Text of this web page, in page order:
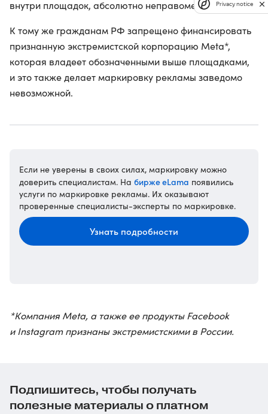
внутри площадок, абсолютно неправомерно.
К тому же гражданам РФ запрещено финансировать
признанную экстремистской корпорацию Meta*,
которая владеет обозначенными выше площадками,
и это также делает маркировку рекламы заведомо
невозможной.
Если не уверены в своих силах, маркировку можно
доверить специалистам. На бирже eLama появились
услуги по маркировке рекламы. Их оказывают
проверенные специалисты-эксперты по маркировке.
Узнать подробности
*Компания Meta, а также ее продукты Facebook
и Instagram признаны экстремистскими в России.
Подпишитесь, чтобы получать
полезные материалы о платном
Privacy notice